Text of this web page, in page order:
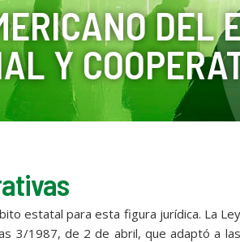
DEL
Y
estatal para esta figura jurídica. La Ley
3/1987, de 2 de abril, que adaptó a las